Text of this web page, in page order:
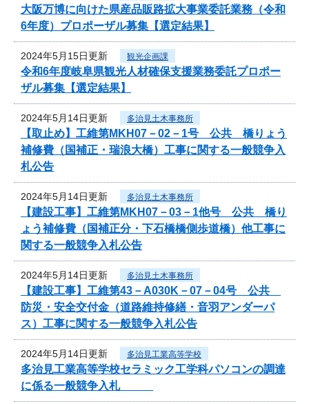
大阪万博に向けた県産品販路拡大事業委託業務（令和
6年度）プロポーザル募集【選定結果】
2024年5月15日更新 観光企画課
令和6年度岐阜県観光人材確保支援業務委託プロポー
ザル募集【選定結果】
2024年5月14日更新 多治見土木事務所
【取止め】工維第MKH07－02－1号 公共 橋りょう
補修費（国補正・瑞浪大橋）工事に関する一般競争入
札公告
2024年5月14日更新 多治見土木事務所
【建設工事】工維第MKH07－03－1他号 公共 橋り
ょう補修費（国補正分・下石橋橋側歩道橋）他工事に
関する一般競争入札公告
2024年5月14日更新 多治見土木事務所
【建設工事】工維第43－A030K－07－04号 公共
防災・安全交付金（道路維持修繕・音羽アンダーパ
ス）工事に関する一般競争入札公告
2024年5月14日更新 多治見工業高等学校
多治見工業高等学校セラミック工学科パソコンの調達
に係る一般競争入札